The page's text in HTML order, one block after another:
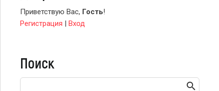
Приветствую Вас, Гость!
Регистрация | Вход
Поиск